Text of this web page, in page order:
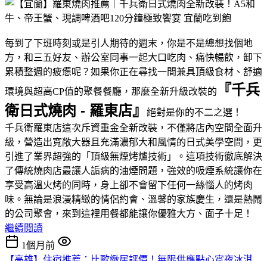
每到了下班時刻或是引人期待的週末，你是不是總想找個地
方，和三五好友、辦公室同事一起大口吃肉、痛快暢飲，卸下
累積整週的疲憊呢？如果你正在尋找一間兼具頂級食材、舒適
環境與超高CP值的聚餐餐廳，那麼全新升級改裝的
『千兵
衛日式燒肉 - 羅東店』
絕對是你的不二之選！
千兵衛羅東店這次斥資重金全新改裝，不僅將店內空間全面升
級，營造出寬敞大器且充滿濃郁大和風情的日式美學空間，更
引進了業界超強的「頂級無煙烤爐技術」。這項技術徹底解決
了傳統燒肉店最讓人詬病的油煙問題，強效的吸煙系統讓你在
享受高溫火烤的同時，身上卻不會留下任何一絲惱人的烤肉
味。無論是浪漫精緻的情侶約會、溫馨的家族慶生，還是熱鬧
的公司聚會，來到這裡用餐都能讓你優雅大方、面子十足！
繼續閱讀
1個月前